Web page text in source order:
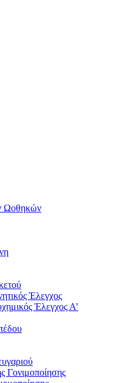
Ωοθηκών
Έλεγχος
Έλεγχος Α’
Γονιμοποίησης